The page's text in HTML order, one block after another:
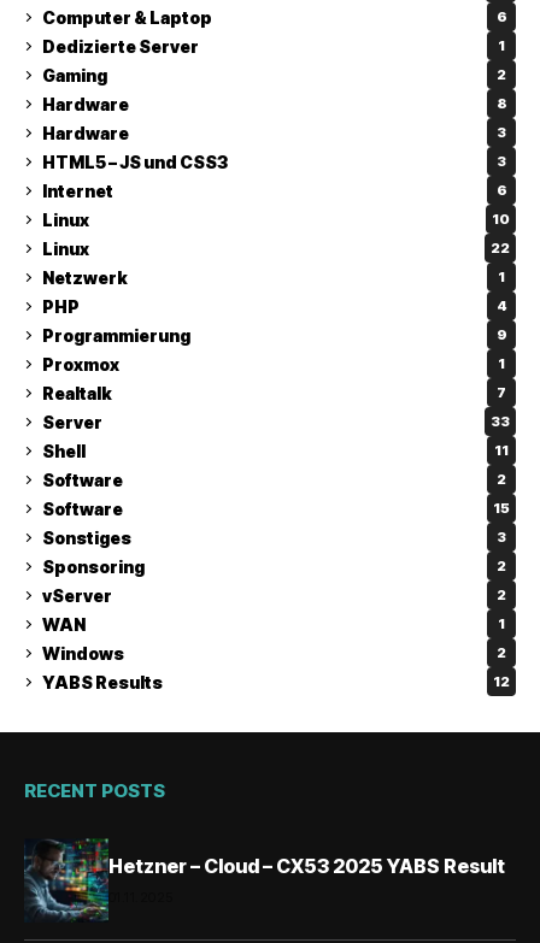
Computer & Laptop 6
Dedizierte Server 1
Gaming 2
Hardware 8
Hardware 3
HTML5 – JS und CSS3 3
Internet 6
Linux 10
Linux 22
Netzwerk 1
PHP 4
Programmierung 9
Proxmox 1
Realtalk 7
Server 33
Shell 11
Software 2
Software 15
Sonstiges 3
Sponsoring 2
vServer 2
WAN 1
Windows 2
YABS Results 12
RECENT POSTS
Hetzner – Cloud – CX53 2025 YABS Result